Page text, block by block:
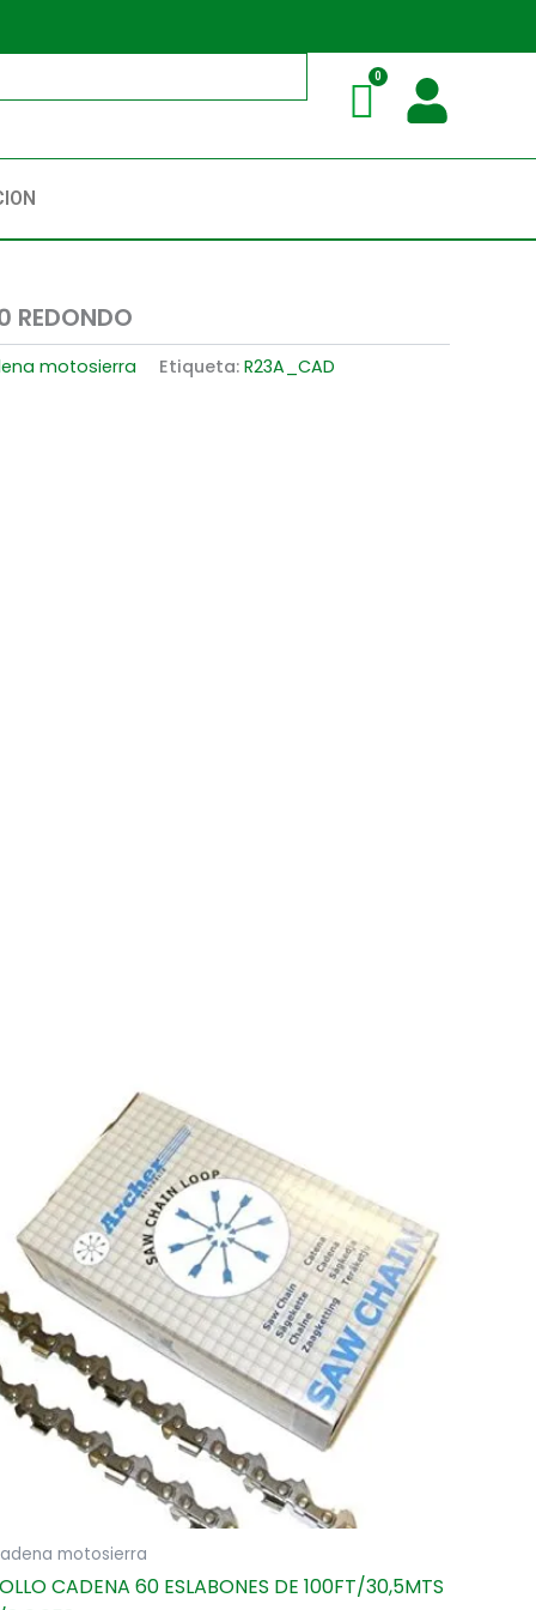
REDONDO
motosierra Etiqueta: R23A_CAD
motosierra
CADENA 60 ESLABONES DE 100FT/30,5MTS